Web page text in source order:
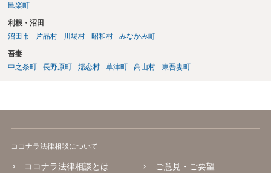
邑楽町
利根・沼田
沼田市
片品村 川場村 昭和村 みなかみ町
吾妻
中之条町
長野原町 嬬恋村 草津町 高山村 東吾妻町
ココナラ法律相談について
ココナラ法律相談とは ご意見・ご要望